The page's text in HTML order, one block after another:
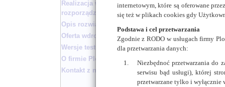
Realizacja wymogów
rozporządzenia
Opis rozwiązania
Oferta wdrożenia
Wersje testowe biuletynu
O firmie Plocman
Kontakt z nami
Urząd Gminy:Brochów
województwo:
strona BIP:http://
Urząd Gminy:
województwo:
Brudzeń Duży 1, 09-
strona BIP: http://
internetowym, które są oferowane
się też w plikach cookies gdy
Podstawa i cel przetwarzania
Zgodnie z RODO w usługach firmy
dla przetwarzania danych:
Niezbędnoć przetwarzania do
serwisu bąd usługi), której
przetwarzane tylko i wyłącznie